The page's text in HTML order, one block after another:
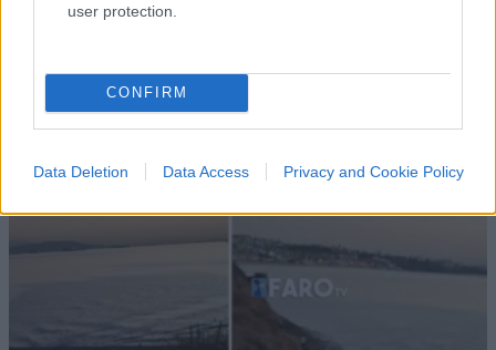
user protection.
CONFIRM
Data Deletion Data Access Privacy and Cookie Policy
IL PIÙ LETTO DEL MESE